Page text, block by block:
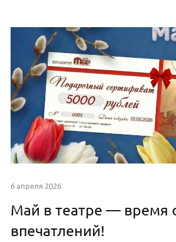
6 апреля 2026
Май в театре — время
впечатлений!